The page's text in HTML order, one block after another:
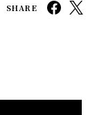
SHARE